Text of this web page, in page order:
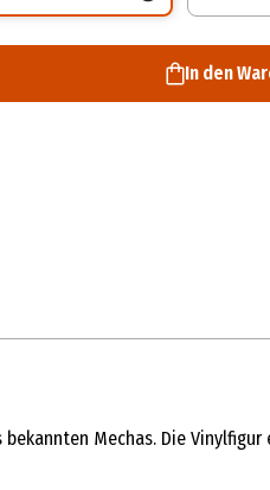
In den
Mechas. Die